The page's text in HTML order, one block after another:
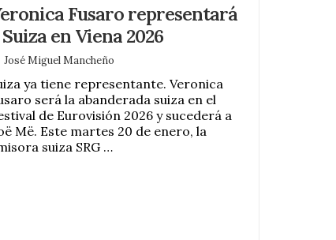
Fusaro representará
en Viena 2026
José Miguel Mancheño
ya tiene representante. Veronica
será la abanderada suiza en el
de Eurovisión 2026 y sucederá a
Më. Este martes 20 de enero, la
suiza SRG …